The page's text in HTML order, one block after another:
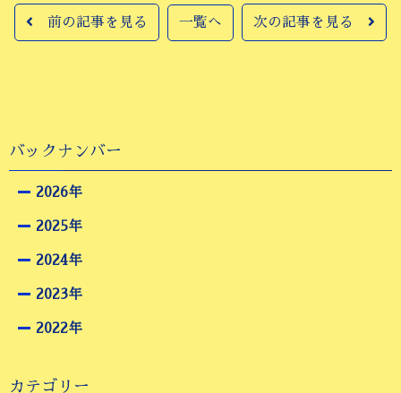
前の記事を見る 一覧へ 次の記事を見る
バックナンバー
2026年
2025年
2024年
2023年
2022年
カテゴリー